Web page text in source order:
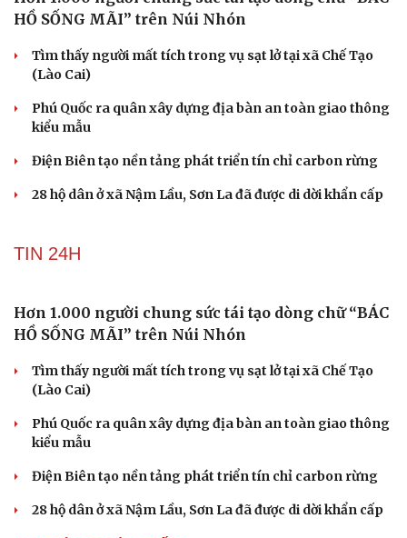
Du lịch
Tư vấn
check-in
Podcast
Cửa sổ tình yêu
Hạt giống tâm hồn
ngờ
nhận hậu quả lớn
Hơn 1.000 người chung sức tái tạo dòng chữ “BÁC
HỒ SỐNG MÃI” trên Núi Nhón
(Lào Cai)
Phú Quốc ra quân xây dựng địa bàn an toàn giao thông